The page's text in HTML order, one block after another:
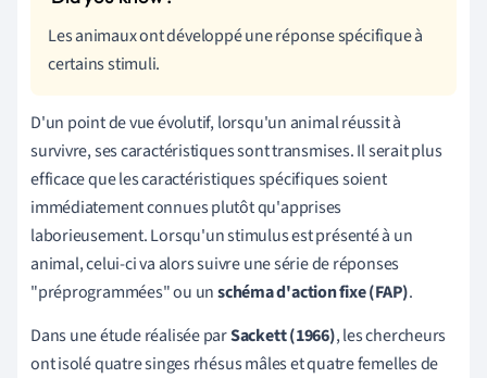
Les animaux ont développé une réponse spécifique à
certains stimuli.
D'un point de vue évolutif, lorsqu'un animal réussit à
survivre, ses caractéristiques sont transmises. Il serait plus
efficace que les caractéristiques spécifiques soient
immédiatement connues plutôt qu'apprises
laborieusement. Lorsqu'un stimulus est présenté à un
animal, celui-ci va alors suivre une série de réponses
"préprogrammées" ou unschéma d'action fixe (FAP).
Dans une étude réalisée parSackett (1966), les chercheurs
ont isolé quatre singes rhésus mâles et quatre femelles de